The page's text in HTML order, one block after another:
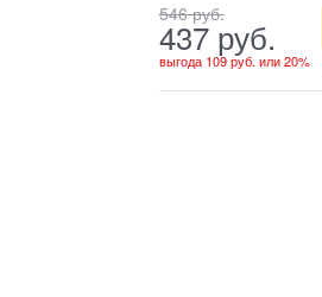
546 руб.
437 руб.
выгода 109 руб. или20%